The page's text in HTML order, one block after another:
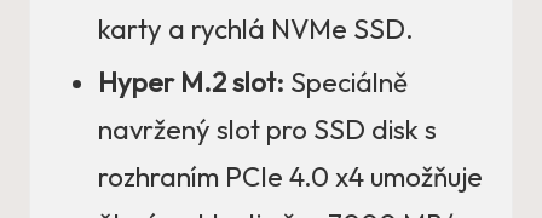
karty a rychlá NVMe SSD.
Hyper M.2 slot: Speciálně
navržený slot pro SSD disk s
rozhraním PCIe 4.0 x4 umožňuje